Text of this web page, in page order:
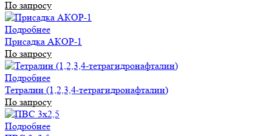
По запросу
Подробнее
Присадка АКОР-1
По запросу
Подробнее
Тетралин (1,2,3,4-тетрагидронафталин)
По запросу
Подробнее